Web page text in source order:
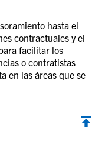
hasta el
contractuales y el
facilitar los
o contratistas
en las áreas que se